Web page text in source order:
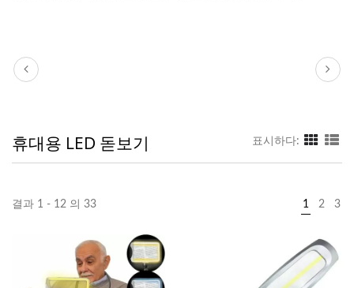
휴대용 LED 돋보기 표시하다:
결과 1 - 12 의 33 1 2 3